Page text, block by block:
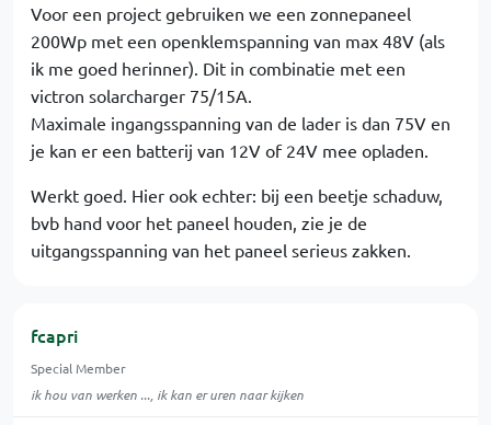
Voor een project gebruiken we een zonnepaneel
200Wp met een openklemspanning van max 48V (als
ik me goed herinner). Dit in combinatie met een
victron solarcharger 75/15A.
Maximale ingangsspanning van de lader is dan 75V en
je kan er een batterij van 12V of 24V mee opladen.
Werkt goed. Hier ook echter: bij een beetje schaduw,
bvb hand voor het paneel houden, zie je de
uitgangsspanning van het paneel serieus zakken.
fcapri
Special Member
ik hou van werken ..., ik kan er uren naar kijken